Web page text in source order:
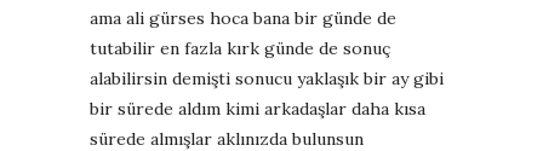
ama ali gürses hoca bana bir günde de
tutabilir en fazla kırk günde de sonuç
alabilirsin demişti sonucu yaklaşık bir ay gibi
bir sürede aldım kimi arkadaşlar daha kısa
sürede almışlar aklınızda bulunsun